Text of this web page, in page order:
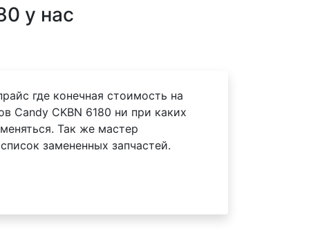
у нас
где конечная стоимость на
Candy CKBN 6180 ни при каких
Так же мастер
замененных запчастей.